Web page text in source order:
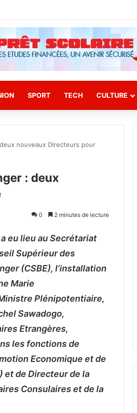
SPORT TECH CULTURE
nouveaux Directeurs pour
: deux
0 2 minutes de lecture
eu lieu au Secrétariat
Supérieur des
(CSBE), l’installation
Marie
Plénipotentiaire,
Sawadogo,
Etrangères,
les fonctions de
Economique et de
et de Directeur de la
Consulaires et de la